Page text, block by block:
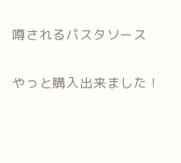
噂されるパスタソース
やっと購入出来ました！